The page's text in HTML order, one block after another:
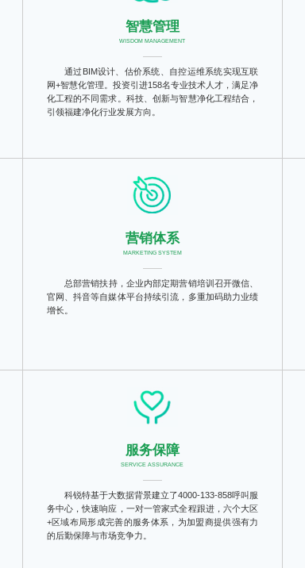
智慧管理
WISDOM MANAGEMENT
通过BIM设计、估价系统、自控运维系统实现互联
网+智慧化管理。投资引进158名专业技术人才，满足净
化工程的不同需求。科技、创新与智慧净化工程结合，
引领福建净化行业发展方向。
营销体系
MARKETING SYSTEM
总部营销扶持，企业内部定期营销培训召开微信、
官网、抖音等自媒体平台持续引流，多重加码助力业绩
增长。
服务保障
SERVICE ASSURANCE
科锐特基于大数据背景建立了4000-133-858呼叫服
务中心，快速响应，一对一管家式全程跟进，六个大区
+区域布局形成完善的服务体系，为加盟商提供强有力
的后勤保障与市场竞争力。